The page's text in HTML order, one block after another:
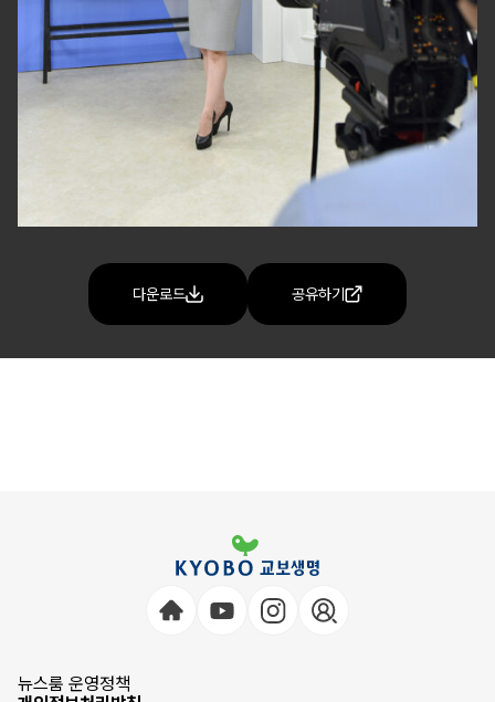
다운로드 공유하기
뉴스룸 운영정책